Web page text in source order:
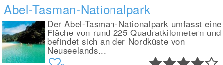
Abel-Tasman-Nationalpark
Der Abel-Tasman-Nationalpark umfasst eine
Fläche von rund 225 Quadratkilometern und
befindet sich an der Nordküste von
Neuseelands...